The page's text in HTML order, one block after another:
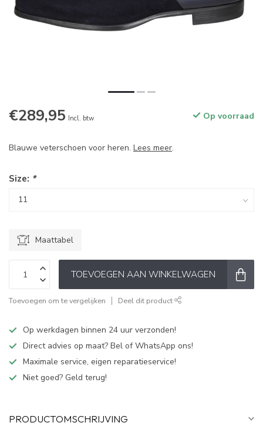
€289,95 Incl. btw Op voorraad
Blauwe veterschoen voor heren. Lees meer.
Size: *
Maattabel
TOEVOEGEN AAN WINKELWAGEN
Toevoegen om te vergelijken Deel dit product
Op werkdagen binnen 24 uur verzonden!
Direct advies op maat? Bel of WhatsApp ons!
Maximale service, eigen reparatieservice!
Niet goed? Geld terug!
PRODUCTOMSCHRIJVING